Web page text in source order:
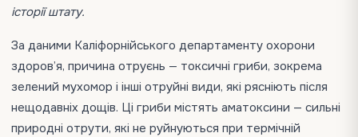
історії штату.
За даними Каліфорнійського департаменту охорони
здоров’я, причина отруєнь — токсичні гриби, зокрема
зелений мухомор і інші отруйні види, які рясніють після
нещодавніх дощів. Ці гриби містять аматоксини — сильні
природні отрути, які не руйнуються при термічній